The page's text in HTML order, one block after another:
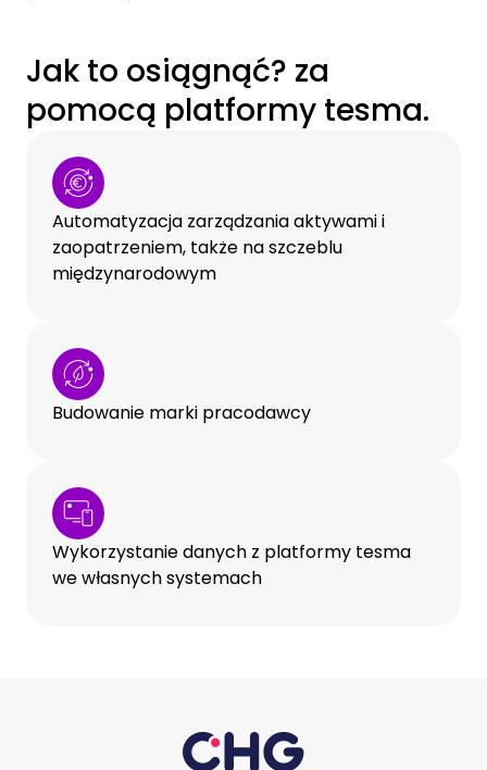
Jak to osiągnąć? za
pomocą platformy tesma.
Automatyzacja zarządzania aktywami i
zaopatrzeniem, także na szczeblu
międzynarodowym
Budowanie marki pracodawcy
Wykorzystanie danych z platformy tesma
we własnych systemach